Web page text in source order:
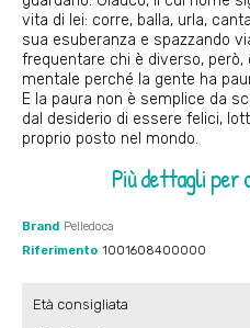
vita di lei: corre, balla, urla,
sua esuberanza e spazzando
frequentare chi è diverso,
mentale perché la gente ha
E la paura non è semplice da
dal desiderio di essere felici,
proprio posto nel mondo.
Più dettagli per
Brand
Pelledoca
Riferimento 1001608400000
Età consigliata